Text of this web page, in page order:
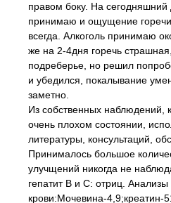
правом боку. На сегодняшний
принимаю и ощущение горечи
всегда. Алкоголь принимаю
же на 2-4дня горечь
подреберье, но решил
и убедился, покалывание
заметно.
Из собственных наблюдений,
очень плохом состоянии,
литературы, консультаций,
Принималось большое
улучщений никогда не
гепатит В и С: отриц. Анализы
крови:Мочевина-4,9;креатин-